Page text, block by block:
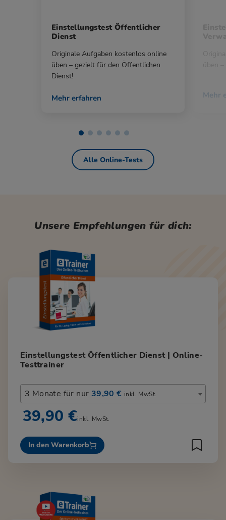
Einstellungstest Öffentlicher
Dienst
Originale Aufgaben kostenlos online
üben – gezielt für den Öffentlichen
Dienst!
Mehr erfahren Mehr
Alle Online-Tests
Unsere Empfehlungen für dich:
Einstellungstest Öffentlicher Dienst | Online-
Testtrainer
3 Monate für nur 39,90 € inkl. MwSt.
39,90 €inkl. MwSt.
In den Warenkorb